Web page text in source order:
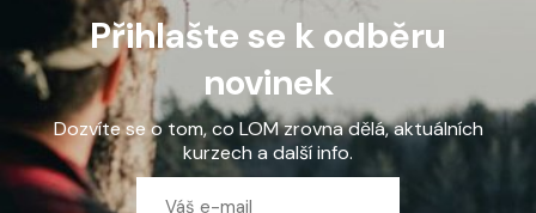
Přihlašte se k odběru
novinek
Dozvíte se o tom, co LOM zrovna dělá, aktuálních
kurzech a další info.